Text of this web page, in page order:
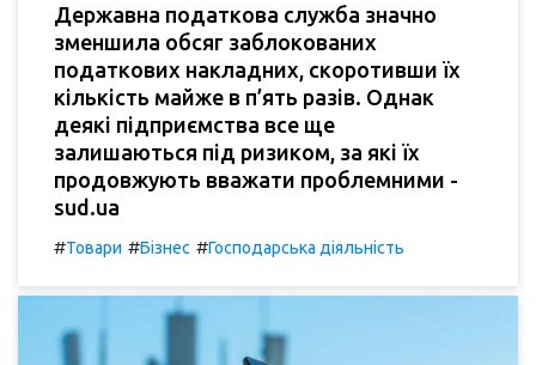
Державна податкова служба значно
зменшила обсяг заблокованих
податкових накладних, скоротивши їх
кількість майже в п’ять разів. Однак
деякі підприємства все ще
залишаються під ризиком, за які їх
продовжують вважати проблемними -
sud.ua
#Товари #Бізнес #Господарська діяльність